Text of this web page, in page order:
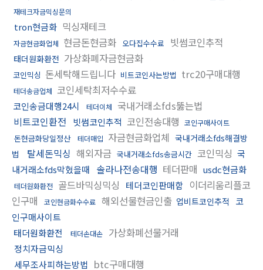
재테크자금믹싱문의
tron현금화 믹싱재테크
자금현금화업체 현금돈현금화 오다집수수료 빗썸코인추적
태더원화환전 가상화폐자금현금화
코인믹싱 돈세탁해드립니다 비트코인사는방법 trc20구매대행
테더송금업체 코인세탁최저수수료
코인송금대행24시 테더이체
국내거래소fds뚫는법
비트코인환전
빗썸코인추적 코인전송대행 코인구매사이트
돈현금화당일정산 테더매입 자금현금화업체 국내거래소fds해결방
법
탈세돈믹싱 해외자금 국내거래소fds송금시간 코인믹싱 국
내거래소fds막혔을때
솔라나전송대행 테더판매 usdc현금화
테더원화환전 골드바믹싱믹싱 테더코인판매함 이더리움리플코
인구매
코인현금화수수료 해외선물현금인출 업비트코인추적 코
인구매사이트
태더원화환전
테더손대손 가상화폐선물거래
정치자금믹싱
세무조사피하는방법 btc구매대행